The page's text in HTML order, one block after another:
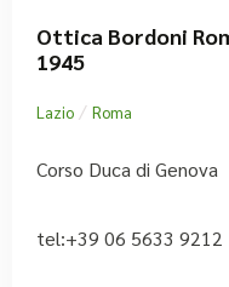
Ottica Bordoni
1945
Lazio / Roma
Corso Duca di Genova
tel:+39 06 5633 9212